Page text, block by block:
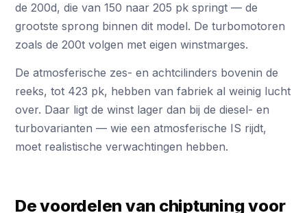
de 200d, die van 150 naar 205 pk springt — de
grootste sprong binnen dit model. De turbomotoren
zoals de 200t volgen met eigen winstmarges.
De atmosferische zes- en achtcilinders bovenin de
reeks, tot 423 pk, hebben van fabriek al weinig lucht
over. Daar ligt de winst lager dan bij de diesel- en
turbovarianten — wie een atmosferische IS rijdt,
moet realistische verwachtingen hebben.
De voordelen van chiptuning voor